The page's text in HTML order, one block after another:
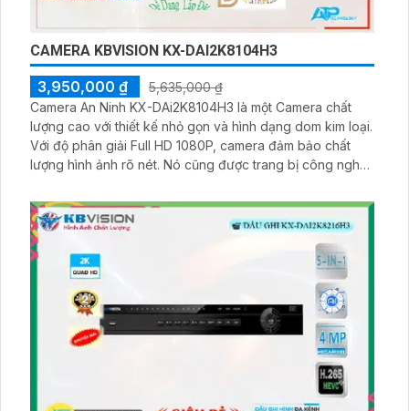
CAMERA KBVISION KX-DAI2K8104H3
3,950,000 ₫
5,635,000 ₫
Camera An Ninh KX-DAi2K8104H3 là một Camera chất
lượng cao với thiết kế nhỏ gọn và hình dạng dom kim loại.
Với độ phân giải Full HD 1080P, camera đảm bảo chất
lượng hình ảnh rõ nét. Nó cũng được trang bị công nghệ
sát từ xa. Camera còn tích hợp công nghệ AI, mang lại
khả năng nhận diện và phân loại đối tượng tự động